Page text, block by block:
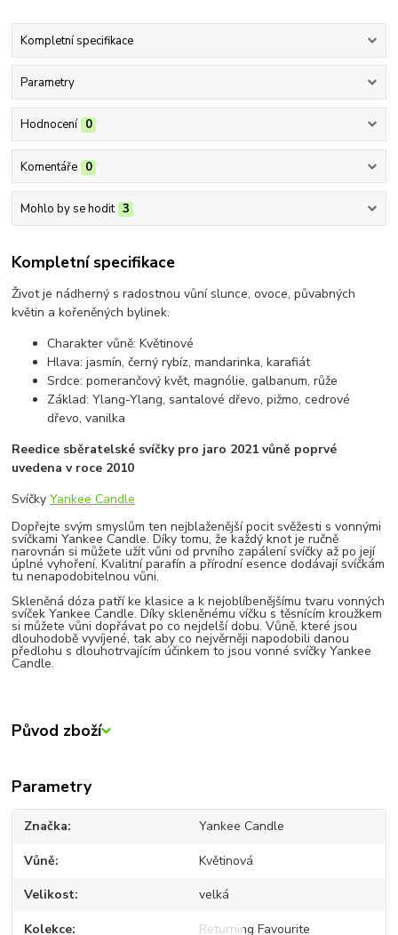
Kompletní specifikace
Parametry
Hodnocení 0
Komentáře 0
Mohlo by se hodit 3
Kompletní specifikace
Život je nádherný s radostnou vůní slunce, ovoce, půvabných
květin a kořeněných bylinek.
Charakter vůně: Květinové
Hlava: jasmín, černý rybíz, mandarinka, karafiát
Srdce: pomerančový květ, magnólie, galbanum, růže
Základ: Ylang-Ylang, santalové dřevo, pižmo, cedrové
dřevo, vanilka
Reedice sběratelské svíčky pro jaro 2021 vůně poprvé
uvedena v roce 2010
SvíčkyYankee Candle
Dopřejte svým smyslům ten nejblaženější pocit svěžesti s vonnými
svíčkami Yankee Candle. Díky tomu, že každý knot je ručně
narovnán si můžete užít vůni od prvního zapálení svíčky až po její
úplné vyhoření. Kvalitní parafín a přírodní esence dodávají svíčkám
tu nenapodobitelnou vůni.
Skleněná dóza patří ke klasice a k nejoblíbenějšímu tvaru vonných
svíček Yankee Candle. Díky skleněnému víčku s těsnícím kroužkem
si můžete vůni dopřávat po co nejdelší dobu. Vůně, které jsou
dlouhodobě vyvíjené, tak aby co nejvěrněji napodobili danou
předlohu s dlouhotrvajícím účinkem to jsou vonné svíčky Yankee
Candle.
Původ zboží
Parametry
Značka Yankee Candle
Vůně Květinová
Velikost velká
Kolekce Returning Favourite